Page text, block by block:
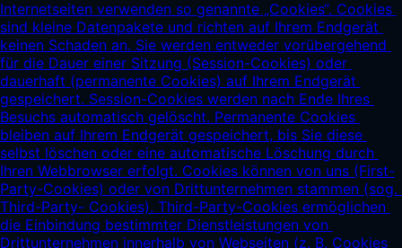
Internetseiten verwenden so genannte „Cookies“. Cookies
sind kleine Datenpakete und richten auf Ihrem Endgerät
keinen Schaden an. Sie werden entweder vorübergehend
für die Dauer einer Sitzung (Session-Cookies) oder
dauerhaft (permanente Cookies) auf Ihrem Endgerät
gespeichert. Session-Cookies werden nach Ende Ihres
Besuchs automatisch gelöscht. Permanente Cookies
bleiben auf Ihrem Endgerät gespeichert, bis Sie diese
selbst löschen oder eine automatische Löschung durch
Ihren Webbrowser erfolgt. Cookies können von uns (First-
Party-Cookies) oder von Drittunternehmen stammen (sog.
Third-Party- Cookies). Third-Party-Cookies ermöglichen
die Einbindung bestimmter Dienstleistungen von
Drittunternehmen innerhalb von Webseiten (z. B. Cookies